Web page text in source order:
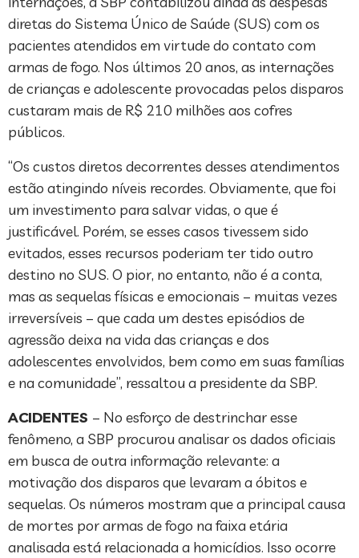
diretas do Sistema Único de Saúde (SUS) com os
pacientes atendidos em virtude do contato com
armas de fogo. Nos últimos 20 anos, as internações
de crianças e adolescente provocadas pelos disparos
custaram mais de R$ 210 milhões aos cofres
públicos.
“Os custos diretos decorrentes desses atendimentos
estão atingindo níveis recordes. Obviamente, que foi
um investimento para salvar vidas, o que é
justificável. Porém, se esses casos tivessem sido
evitados, esses recursos poderiam ter tido outro
destino no SUS. O pior, no entanto, não é a conta,
mas as sequelas físicas e emocionais – muitas vezes
irreversíveis – que cada um destes episódios de
agressão deixa na vida das crianças e dos
adolescentes envolvidos, bem como em suas famílias
e na comunidade”, ressaltou a presidente da SBP.
ACIDENTES – No esforço de destrinchar esse
fenômeno, a SBP procurou analisar os dados oficiais
em busca de outra informação relevante: a
motivação dos disparos que levaram a óbitos e
sequelas. Os números mostram que a principal causa
de mortes por armas de fogo na faixa etária
analisada está relacionada a homicídios. Isso ocorre